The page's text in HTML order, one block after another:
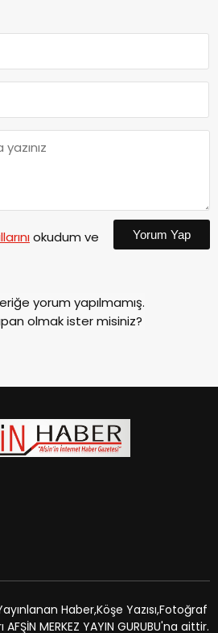
okudum ve
Yorum Yap
yorum yapılmamış.
olmak ister misiniz?
Haber,Köşe Yazısı,Fotoğraf
MERKEZ YAYIN GURUBU'na aittir.